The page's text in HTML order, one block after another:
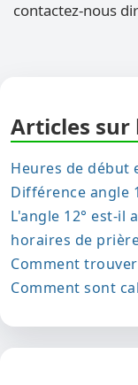
contactez-nous
Articles sur
Heures de début
Différence angle
L'angle 12° est-il
horaires de
Comment
Comment sont